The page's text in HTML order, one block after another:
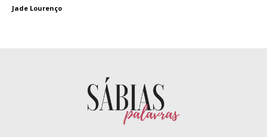
Jade Lourenço